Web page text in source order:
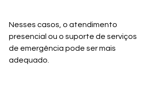
Nesses casos, o atendimento
presencial ou o suporte de serviços
de emergência pode ser mais
adequado.